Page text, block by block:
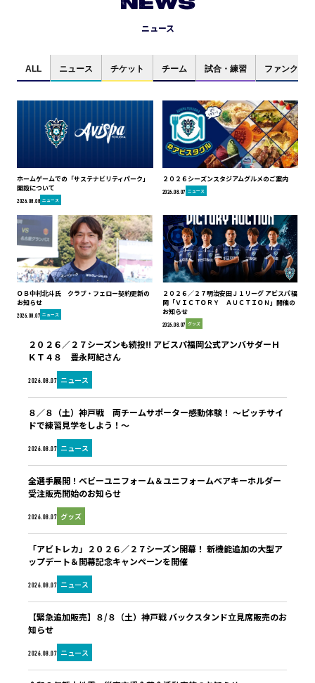
ニュース
ALL ニュース チケット チーム 試合・練習 ファンクラブ
ホームゲームでの「サステナビリティパーク」
開設について
2026.08.08 ニュース
２０２６シーズンスタジアムグルメのご案内
2026.08.07 ニュース
ＯＢ中村北斗氏 クラブ・フェロー契約更新の
お知らせ
2026.08.07 ニュース
２０２６／２７明治安田Ｊ１リーグ アビスパ福
岡「ＶＩＣＴＯＲＹ ＡＵＣＴＩＯＮ」開催の
お知らせ
2026.08.07 グッズ
2026.08.07 ニュース
２０２６／２７シーズンも続投!! アビスパ福岡公式アンバサダーＨ
ＫＴ４８ 豊永阿紀さん
2026.08.07 ニュース
８／８（土）神戸戦 両チームサポーター感動体験！ ～ピッチサイ
ドで練習見学をしよう！～
2026.08.07 グッズ
全選手展開！ベビーユニフォーム＆ユニフォームベアキーホルダー
受注販売開始のお知らせ
2026.08.07 ニュース
「アビトレカ」２０２６／２７シーズン開幕！ 新機能追加の大型ア
ップデート＆開幕記念キャンペーンを開催
2026.08.07 ニュース
【緊急追加販売】８/８（土）神戸戦 バックスタンド立見席販売のお
知らせ